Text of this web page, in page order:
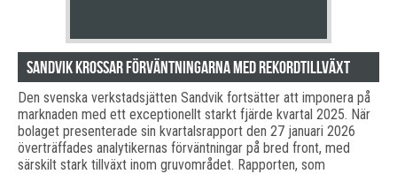
Sandvik krossar förväntningarna med rekordtillväxt
Den svenska verkstadsjätten Sandvik fortsätter att imponera på
marknaden med ett exceptionellt starkt fjärde kvartal 2025. När
bolaget presenterade sin kvartalsrapport den 27 januari 2026
överträffades analytikernas förväntningar på bred front, med
särskilt stark tillväxt inom gruvområdet. Rapporten, som